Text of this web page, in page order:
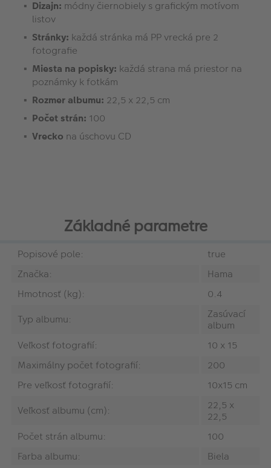
Dizajn: módny čiernobiely s grafickým motívom
listov
Stránky: každá stránka má PP vrecká pre 2
fotografie
Miesta na popisky: každá strana má priestor na
poznámky k fotkám
Rozmer albumu: 22,5 x 22,5 cm
Počet strán: 100
Vrecko na úschovu CD
Základné parametre
Popisové pole:
true
Značka:
Hama
Hmotnosť (kg):
0.4
Typ albumu:
Zasúvací
album
Veľkosť fotografií:
10 x 15
Maximálny počet fotografií:
200
Pre veľkosť fotografií:
10x15 cm
Veľkosť albumu (cm):
22,5 x
22,5
Počet strán albumu:
100
Farba albumu:
Biela